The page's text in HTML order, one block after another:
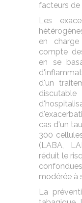
facteurs de
Les
en charge
compte
en se
d'un
cas d'un
300
(LABA,
réduit le
modérée à
La